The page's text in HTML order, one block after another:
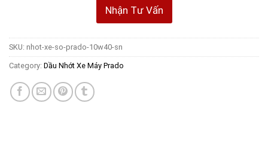
Nhận Tư Vấn
SKU: nhot-xe-so-prado-10w40-sn
Category: Dầu Nhớt Xe Máy Prado